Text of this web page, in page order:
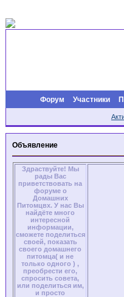
Форум Участники
Объявление
Здраствуйте! Мы
рады Вас
приветствовать на
форуме о
Домашних
Питомцвх. У нас Вы
найдёте много
интересной
информации,
сможете поделиться
своей, показать
своего домашнего
питомца( и не
только одного ) ,
преобрести его,
спросить совета,
или поделиться им,
и просто